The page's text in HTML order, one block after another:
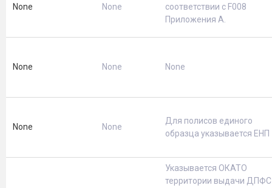
None None
соответствии с F008
Приложения А.
None None None
None None
Для полисов единого
образца указывается ЕНП
Указывается ОКАТО
территории выдачи ДПФС